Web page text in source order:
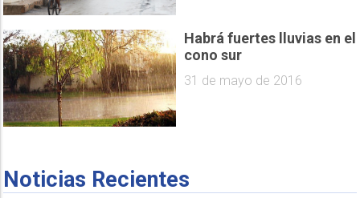
Habrá fuertes lluvias en el
cono sur
31 de mayo de 2016
Noticias Recientes